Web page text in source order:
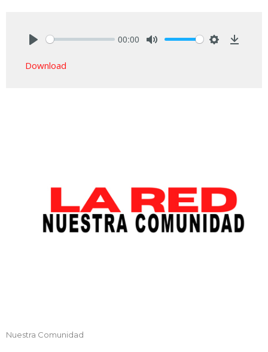
00:00
Download
Nuestra Comunidad